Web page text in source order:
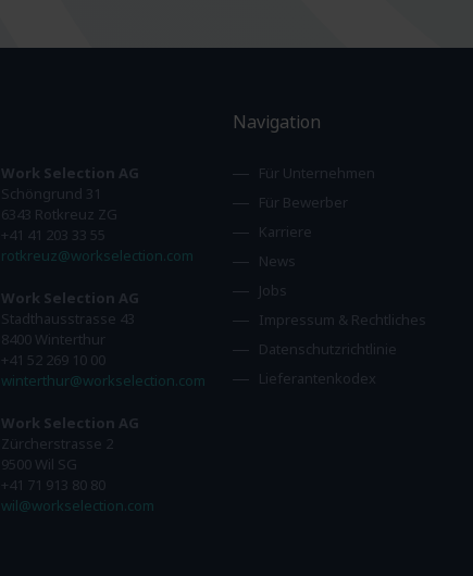
Work Selection AG
Schöngrund 31
6343 Rotkreuz ZG
+41 41 203 33 55
rotkreuz@workselection.com
Work Selection AG
Stadthausstrasse 43
8400 Winterthur
+41 52 269 10 00
winterthur@workselection.com
Work Selection AG
Zürcherstrasse 2
9500 Wil SG
+41 71 913 80 80
wil@workselection.com
Navigation
Für Unternehmen
Für Bewerber
Karriere
News
Jobs
Impressum & Rechtliches
Datenschutzrichtlinie
Lieferantenkodex